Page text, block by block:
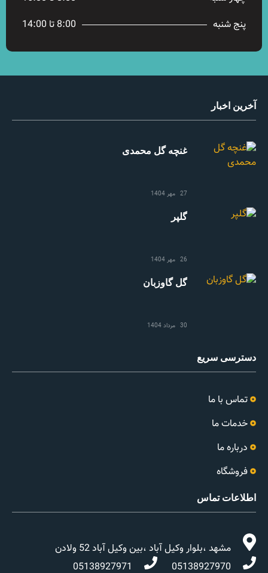
پنج شنبه
8:00 تا 14:00
آخرین اخبار
غنچه گل محمدی
27 مهر 1404
گلپر
26 مهر 1404
گل گاوزبان
30 مرداد 1404
دسترسی سریع
تماس با ما
خدمات ما
درباره ما
فروشگاه
اطلاعات تماس
مشهد ،بلوار وکیل آباد ،بین وکیل آباد 52 ولادن
05138927970
05138927971